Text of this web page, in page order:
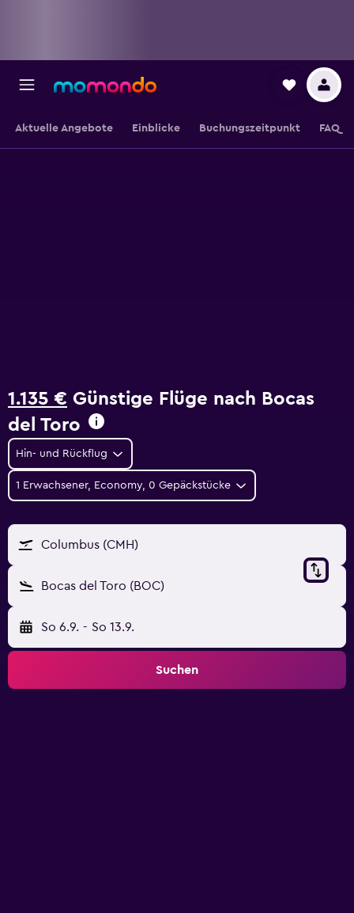
Aktuelle Angebote Einblicke Buchungszeitpunkt FAQ
1.135 € Günstige Flüge nach Bocas
del Toro
Hin- und Rückflug
1 Erwachsener, Economy, 0 Gepäckstücke
Columbus (CMH)
Bocas del Toro (BOC)
So 6.9. - So 13.9.
Suchen